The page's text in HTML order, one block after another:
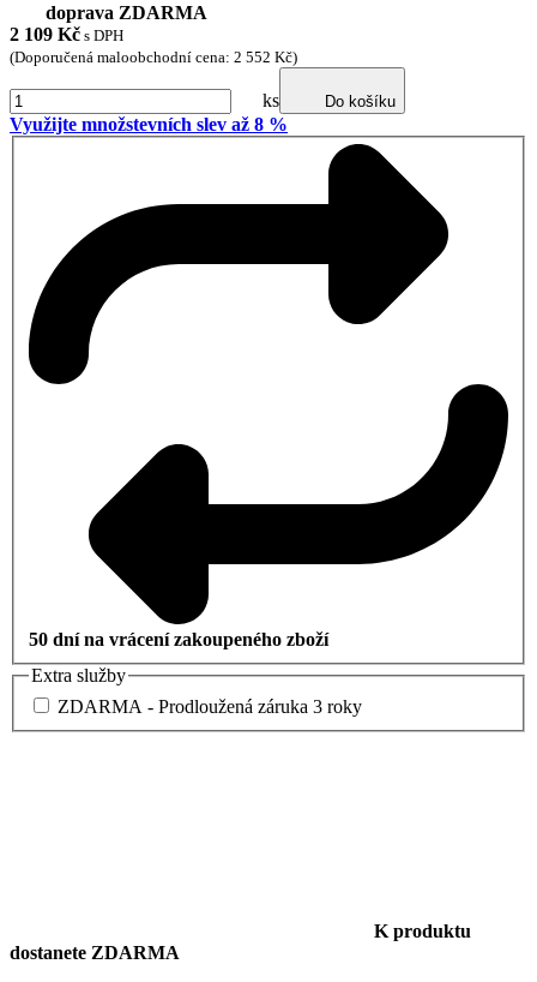
doprava ZDARMA
2 109 Kč s DPH
(Doporučená maloobchodní cena: 2 552 Kč)
ks Do košíku
Využijte množstevních slev až 8 %
50 dní na vrácení zakoupeného zboží
Extra služby
ZDARMA - Prodloužená záruka 3 roky
K produktu
dostanete ZDARMA